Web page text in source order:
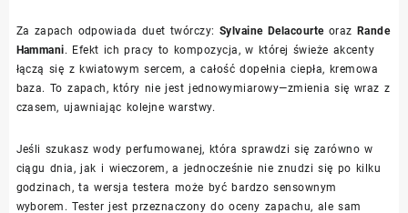
Za zapach odpowiada duet twórczy: Sylvaine Delacourteoraz Rande
Hammani. Efekt ich pracy to kompozycja, w której świeże akcenty
łączą się z kwiatowym sercem, a całość dopełnia ciepła, kremowa
baza. To zapach, który nie jest jednowymiarowy—zmienia się wraz z
czasem, ujawniając kolejne warstwy.
Jeśli szukasz wody perfumowanej, która sprawdzi się zarówno w
ciągu dnia, jak i wieczorem, a jednocześnie nie znudzi się po kilku
godzinach, ta wersja testera może być bardzo sensownym
wyborem. Tester jest przeznaczony do oceny zapachu, ale sam